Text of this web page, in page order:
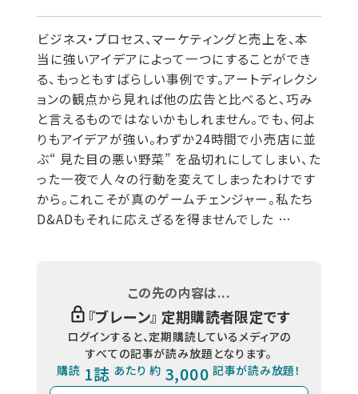
ビジネス・プロセス、マーケティングと売上を、本
当に強いアイデアによって一つにすることができ
る、もっともすばらしい事例です。アートディレクシ
ョンの観点から見れば他の広告と比べると、巧み
と言えるものではないかもしれません。でも、何よ
りもアイデアが強い。わずか24時間で小売店に並
ぶ“ 見た目の悪い野菜” を品切れにしてしまい、た
った一夜で人々の行動を変えてしまったわけです
から。これこそが真のゲームチェンジャー。私たち
D&ADもそれに応えざるを得ませんでした …
この先の内容は...
『ブレーン』 定期購読者限定です
ログインすると、定期購読しているメディアの
すべての記事が読み放題となります。
購読 1誌 あたり 約 3,000 記事が読み放題！